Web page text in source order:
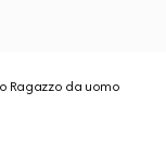
Ragazzo da uomo